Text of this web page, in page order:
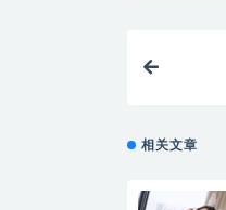
相关文章